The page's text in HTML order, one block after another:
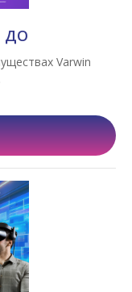
ДО
Varwin